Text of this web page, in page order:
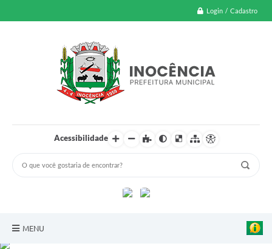
Login / Cadastro
Acessibilidade
MENU